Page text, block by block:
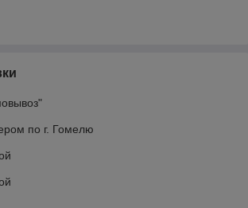
по г. Гомелю